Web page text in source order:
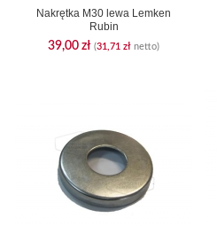
Nakrętka M30 lewa Lemken
Rubin
39,00 zł (31,71 zł netto)